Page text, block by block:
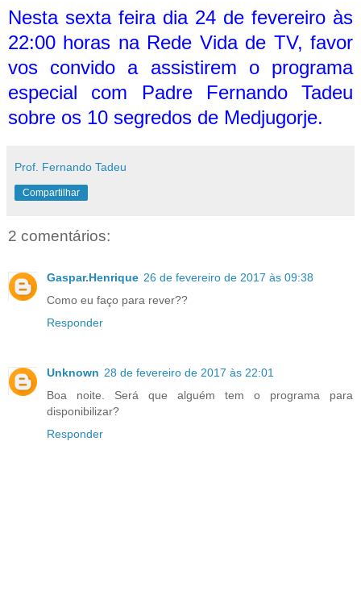
Nesta sexta feira dia 24 de fevereiro às
22:00 horas na Rede Vida de TV, favor
vos convido a assistirem o programa
especial com Padre Fernando Tadeu
sobre os 10 segredos de Medjugorje.
Prof. Fernando Tadeu
Compartilhar
2 comentários:
Gaspar.Henrique 26 de fevereiro de 2017 às 09:38
Como eu faço para rever??
Responder
Unknown 28 de fevereiro de 2017 às 22:01
Boa noite. Será que alguém tem o programa para
disponibilizar?
Responder